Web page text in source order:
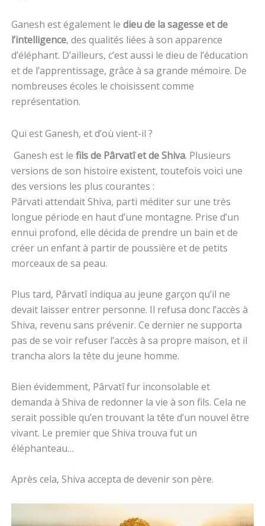
Ganesh est également le dieu de la sagesse et de
l’intelligence, des qualités liées à son apparence
d’éléphant. D’ailleurs, c’est aussi le dieu de l’éducation
et de l’apprentissage, grâce à sa grande mémoire. De
nombreuses écoles le choisissent comme
représentation.
Qui est Ganesh, et d’où vient-il ?
Ganesh est le fils de Pârvatî et de Shiva. Plusieurs
versions de son histoire existent, toutefois voici une
des versions les plus courantes :
Pârvati attendait Shiva, parti méditer sur une très
longue période en haut d’une montagne. Prise d’un
ennui profond, elle décida de prendre un bain et de
créer un enfant à partir de poussière et de petits
morceaux de sa peau.
Plus tard, Pârvatî indiqua au jeune garçon qu’il ne
devait laisser entrer personne. Il refusa donc l’accès à
Shiva, revenu sans prévenir. Ce dernier ne supporta
pas de se voir refuser l’accès à sa propre maison, et il
trancha alors la tête du jeune homme.
Bien évidemment, Pârvatî fur inconsolable et
demanda à Shiva de redonner la vie à son fils. Cela ne
serait possible qu’en trouvant la tête d’un nouvel être
vivant. Le premier que Shiva trouva fut un
éléphanteau…
Après cela, Shiva accepta de devenir son père.